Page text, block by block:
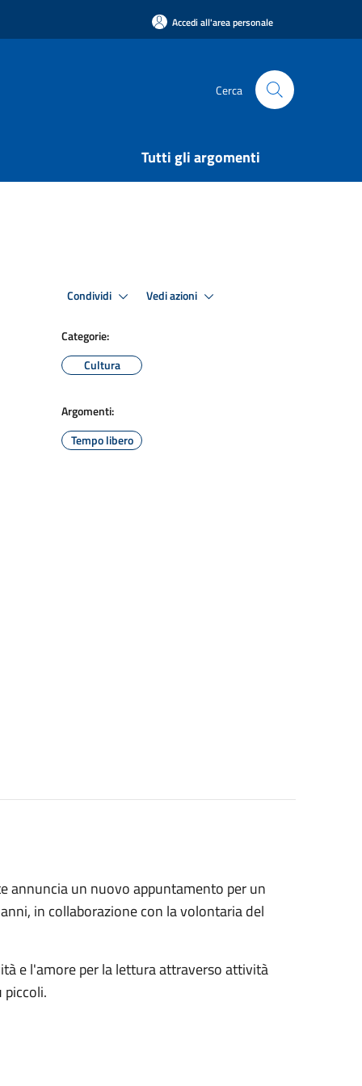
Accedi all'area personale
Cerca
Tutti gli argomenti
Condividi Vedi azioni
Categorie:
Cultura
Argomenti:
Tempo libero
annuncia un nuovo appuntamento per un
in collaborazione con la volontaria del
e l'amore per la lettura attraverso attività